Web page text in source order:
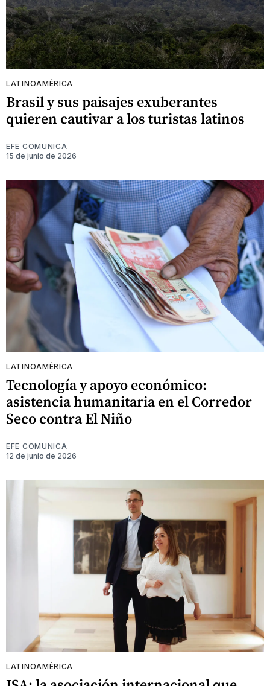
LATINOAMÉRICA
Brasil y sus paisajes exuberantes
quieren cautivar a los turistas latinos
EFE COMUNICA
15 de junio de 2026
LATINOAMÉRICA
Tecnología y apoyo económico:
asistencia humanitaria en el Corredor
Seco contra El Niño
EFE COMUNICA
12 de junio de 2026
LATINOAMÉRICA